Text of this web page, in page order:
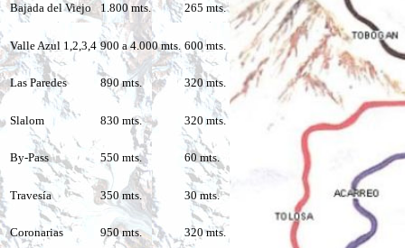
Bajada del Viejo 1.800 mts. 265 mts.
Valle Azul 1,2,3,4 900 a 4.000 mts. 600 mts.
Las Paredes 890 mts. 320 mts.
Slalom 830 mts. 320 mts.
By-Pass 550 mts. 60 mts.
Travesía 350 mts. 30 mts.
Coronarias 950 mts. 320 mts.